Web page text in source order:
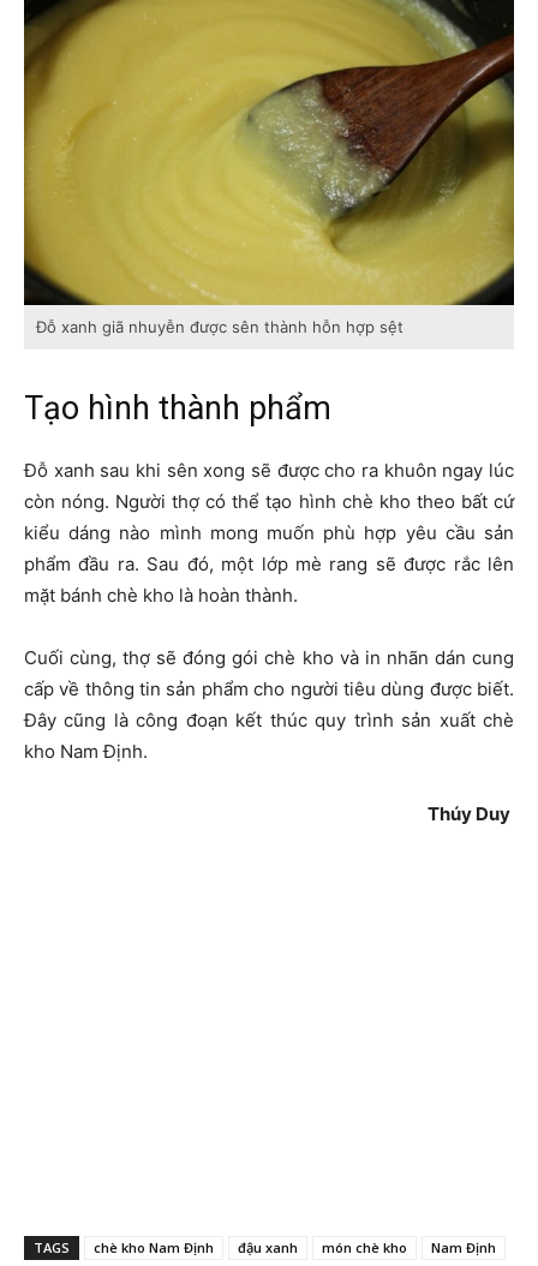
Đỗ xanh giã nhuyễn được sên thành hỗn hợp sệt
Tạo hình thành phẩm
Đỗ xanh sau khi sên xong sẽ được cho ra khuôn ngay lúc
còn nóng. Người thợ có thể tạo hình chè kho theo bất cứ
kiểu dáng nào mình mong muốn phù hợp yêu cầu sản
phẩm đầu ra. Sau đó, một lớp mè rang sẽ được rắc lên
mặt bánh chè kho là hoàn thành.
Cuối cùng, thợ sẽ đóng gói chè kho và in nhãn dán cung
cấp về thông tin sản phẩm cho người tiêu dùng được biết.
Đây cũng là công đoạn kết thúc quy trình sản xuất chè
kho Nam Định.
Thúy Duy
TAGS chè kho Nam Định đậu xanh món chè kho
Nam Định